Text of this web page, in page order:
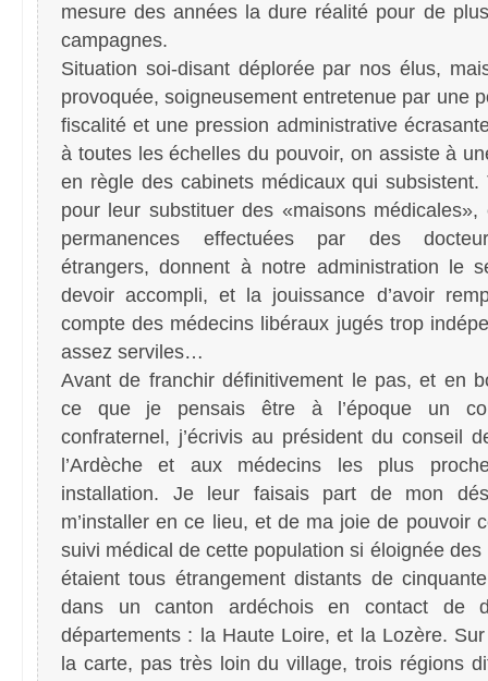
mesure des années la dure réalité pour de
campagnes.
Situation soi-disant déplorée par nos élus,
provoquée, soigneusement entretenue par une
fiscalité et une pression administrative
à toutes les échelles du pouvoir, on assiste à
en règle des cabinets médicaux qui subsistent.
pour leur substituer des «maisons
permanences effectuées par des
étrangers, donnent à notre administration le
devoir accompli, et la jouissance d’avoir
compte des médecins libéraux jugés trop
assez serviles…
Avant de franchir définitivement le pas, et en
ce que je pensais être à l’époque un
confraternel, j’écrivis au président du conseil
l’Ardèche et aux médecins les plus
installation. Je leur faisais part de mon
m’installer en ce lieu, et de ma joie de pouvoir
suivi médical de cette population si éloignée des
étaient tous étrangement distants de
dans un canton ardéchois en contact de
départements : la Haute Loire, et la Lozère.
la carte, pas très loin du village, trois régions